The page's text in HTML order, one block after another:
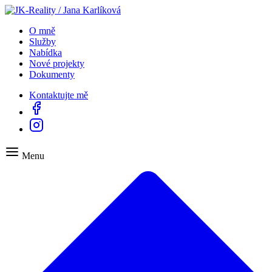
O mně
Služby
Nabídka
Nové projekty
Dokumenty
Kontaktujte mě
Menu